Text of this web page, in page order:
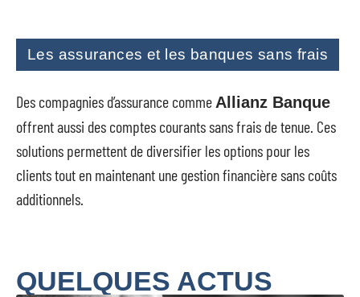
Les assurances et les banques sans frais
Des compagnies d’assurance comme Allianz Banque
offrent aussi des comptes courants sans frais de tenue. Ces
solutions permettent de diversifier les options pour les
clients tout en maintenant une gestion financière sans coûts
additionnels.
QUELQUES ACTUS